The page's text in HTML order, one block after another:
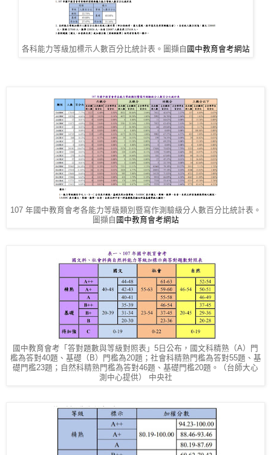
各科能力等級加標示人數百分比統計表。圖擷自 國中教育會考網站
107 年國中教育會考各能力等級類別暨寫作測驗級分人數百分比統計表。
圖擷自 國中教育會考網站
國中教育會考「答對題數與等級對照表」5日公布，國文科精熟（A）門
檻為答對40題、基礎（B）門檻為20題；社會科精熟門檻為答對55題、基
礎門檻23題；自然科精熟門檻為答對46題、基礎門檻20題。（台師大心
測中心提供） 中央社